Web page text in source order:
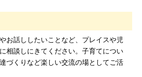
お話ししたいことなど、プレイスや児
相談しにきてください。子育てについ
づくりなど楽しい交流の場としてご活